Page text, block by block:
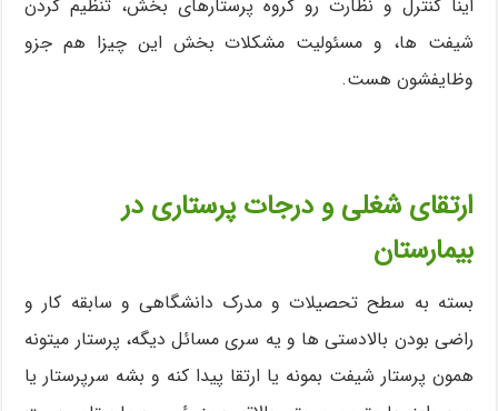
اینا کنترل و نظارت رو گروه پرستارهای بخش، تنظیم کردن
شیفت ها، و مسئولیت مشکلات بخش این چیزا هم جزو
وظایفشون هست.
ارتقای شغلی و درجات پرستاری در
بیمارستان
بسته به سطح تحصیلات و مدرک دانشگاهی و سابقه کار و
راضی بودن بالادستی ها و یه سری مسائل دیگه، پرستار میتونه
همون پرستار شیفت بمونه یا ارتقا پیدا کنه و بشه سرپرستار یا